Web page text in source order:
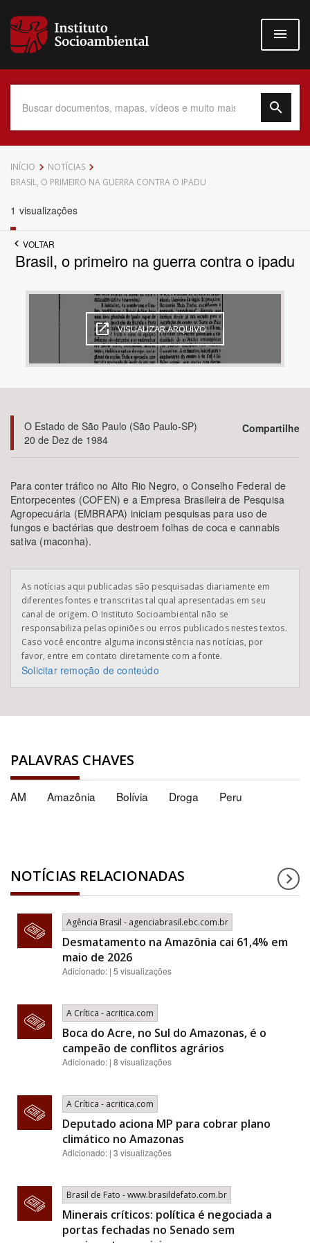
para
conteúdo
Data do Documento
Até
Subtema
Área de Levantamento
Área Protegida
INÍCIO
NOTÍCIAS
BRASIL, O PRIMEIRO NA GUERRA CONTRA O IPADU
1 visualizações
VOLTAR
Brasil, o primeiro na guerra contra o ipadu
VISUALIZAR ARQUIVO
O Estado de São Paulo (São Paulo-SP)
20 de Dez de 1984
Compartilhe
Para conter tráfico no Alto Rio Negro, o Conselho Federal de
Entorpecentes (COFEN) e a Empresa Brasileira de Pesquisa
Agropecuária (EMBRAPA) iniciam pesquisas para uso de
fungos e bactérias que destroem folhas de coca e cannabis
sativa (maconha).
As notícias aqui publicadas são pesquisadas diariamente em
diferentes fontes e transcritas tal qual apresentadas em seu
canal de origem. O Instituto Socioambiental não se
responsabiliza pelas opiniões ou erros publicados nestes textos.
Caso você encontre alguma inconsistência nas notícias, por
favor, entre em contato diretamente com a fonte.
Solicitar remoção de conteúdo
PALAVRAS CHAVES
AM Amazônia Bolívia Droga Peru
NOTÍCIAS RELACIONADAS
Agência Brasil - agenciabrasil.ebc.com.br
Desmatamento na Amazônia cai 61,4% em
maio de 2026
Adicionado: | 5 visualizações
A Crítica - acritica.com
Boca do Acre, no Sul do Amazonas, é o
campeão de conflitos agrários
Adicionado: | 8 visualizações
A Crítica - acritica.com
Deputado aciona MP para cobrar plano
climático no Amazonas
Adicionado: | 3 visualizações
Brasil de Fato - www.brasildefato.com.br
Minerais críticos: política é negociada a
portas fechadas no Senado sem